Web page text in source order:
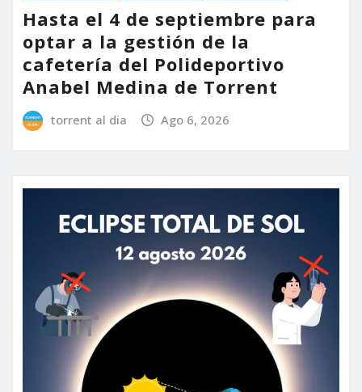
Hasta el 4 de septiembre para
optar a la gestión de la
cafetería del Polideportivo
Anabel Medina de Torrent
torrent al dia Ago 6, 2026